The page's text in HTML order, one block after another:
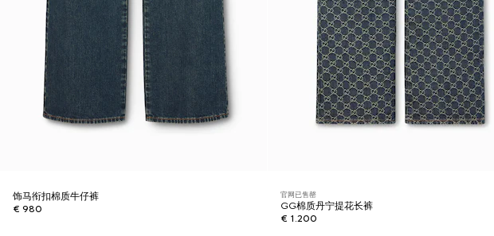
饰马衔扣棉质牛仔裤
€ 980
官网已售罄
GG棉质丹宁提花长裤
€ 1.200